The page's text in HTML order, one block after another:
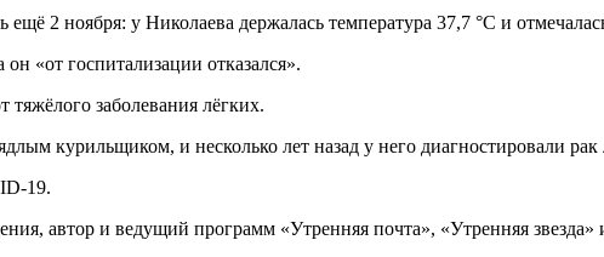
2 ноября: у Николаева держалась температура 37,7 °C и
«от госпитализации отказался».
заболевания лёгких.
курильщиком, и несколько лет назад у него диагностировали рак
19.
автор и ведущий программ «Утренняя почта», «Утренняя звезда»